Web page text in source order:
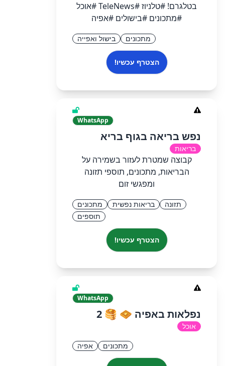
בטלגרם! #טלניוז #TeleNews #אוכל
#מתכונים #בישולים #אפיה
מתכונים בישול ואפייה
הצטרף עכשיו!
WhatsApp
נפש בריאה בגוף בריא
בריאות
קבוצה שמטרת לעזור בשמירה על
הבריאות, מתכונים, תוספי תזונה
ומפגשי זום
תזונה בריאות נפשית
מתכונים
תוספים
הצטרף עכשיו!
WhatsApp
נפלאות באפיה 🧇 🥞 2
אוכל
מתכונים אפיה